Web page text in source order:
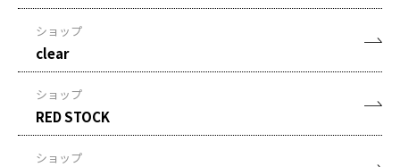
ショップ
clear
ショップ
RED STOCK
ショップ